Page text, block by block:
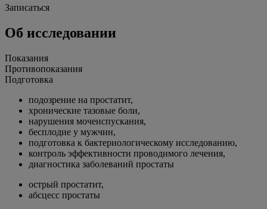
Записаться
Об исследовании
Показания
Противопоказания
Подготовка
подозрение на простатит,
хронические тазовые боли,
нарушения мочеиспускания,
бесплодие у мужчин,
подготовка к бактериологическому исследованию,
контроль эффективности проводимого лечения,
диагностика заболеваний простаты
острый простатит,
абсцесс простаты